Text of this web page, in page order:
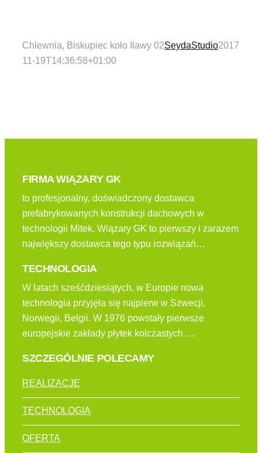
Chlewnia, Biskupiec koło Iławy 02SeydaStudio2017-
11-19T14:36:58+01:00
FIRMA WIĄZARY GK
to profesjonalny, doświadczony dostawca
prefabrykowanych konstrukcji dachowych w
technologii Mitek. Wiązary GK to pierwszy i zarazem
największy dostawca tego typu rozwiązań…
TECHNOLOGIA
W latach sześćdziesiątych, w Europie nowa
technologia przyjęła się najpierw w Szwecji,
Norwegii, Belgii. W 1976 powstały pierwsze
europejskie zakłady płytek kolczastych …
SZCZEGÓLNIE POLECAMY
REALIZACJE
TECHNOLOGIA
OFERTA